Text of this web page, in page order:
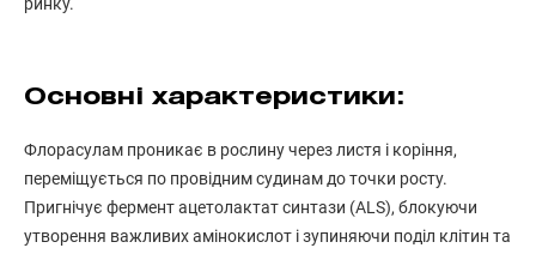
Основні характеристики:
Флорасулам проникає в рослину через листя і коріння,
переміщується по провідним судинам до точки росту.
Пригнічує фермент ацетолактат синтази (ALS), блокуючи
утворення важливих амінокислот і зупиняючи поділ клітин та